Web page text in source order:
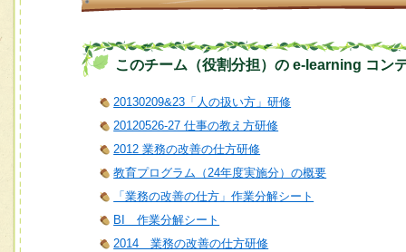
このチーム（役割分担）の e-learning コン
20130209&23「人の扱い方」研修
20120526-27 仕事の教え方研修
2012 業務の改善の仕方研修
教育プログラム（24年度実施分）の概要
「業務の改善の仕方」作業分解シート
BI 作業分解シート
2014 業務の改善の仕方研修